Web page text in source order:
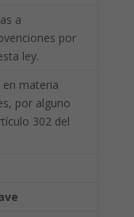
a
por
ley.
materia
por alguno
302 del